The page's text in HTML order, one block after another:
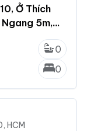
Ở Thích
Ngang 5m,
0
0
HCM